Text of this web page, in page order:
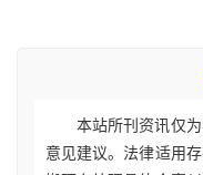
本站所刊资讯仅
意见建议。法律适用